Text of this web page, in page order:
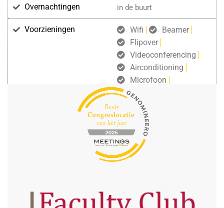
Overnachtingen in de buurt
Voorzieningen Wifi
Beamer
Flipover
Videoconferencing
Airconditioning
Microfoon
Katheder
Projectiescherm